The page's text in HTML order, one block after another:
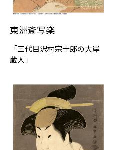
東洲斎写楽
「三代目沢村宗十郎の大岸
蔵人」